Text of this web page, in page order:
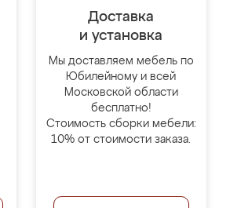
Доставка
и установка
Мы доставляем мебель по
Юбилейному и всей
Московской области
бесплатно!
Стоимость сборки мебели:
10% от стоимости заказа.